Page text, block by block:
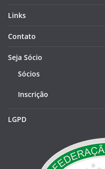
Links
Contato
Seja Sócio
Sócios
Inscrição
LGPD